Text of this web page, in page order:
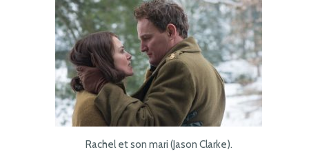
Rachel et son mari (Jason Clarke).